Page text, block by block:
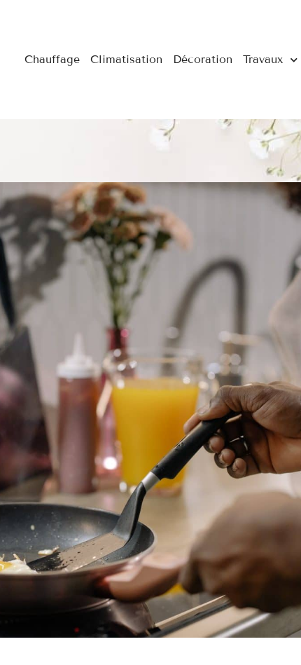
Chauffage Climatisation Décoration Travaux